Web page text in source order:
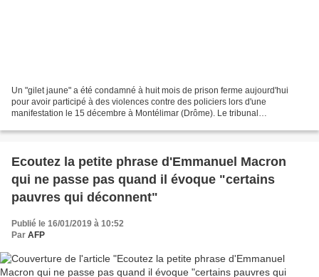
Un "gilet jaune" a été condamné à huit mois de prison ferme aujourd'hui
pour avoir participé à des violences contre des policiers lors d'une
manifestation le 15 décembre à Montélimar (Drôme). Le tribunal
Ecoutez la petite phrase d'Emmanuel Macron
qui ne passe pas quand il évoque "certains
pauvres qui déconnent"
Publié le 16/01/2019 à 10:52
Par AFP